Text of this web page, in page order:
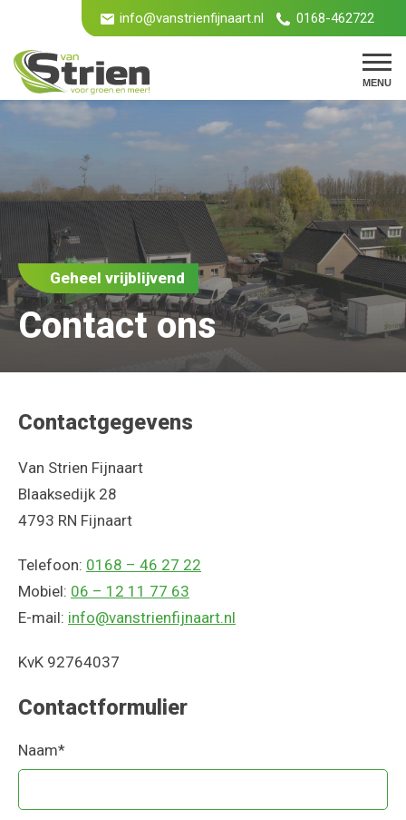
info@vanstrienfijnaart.nl 0168-462722
MENU
Geheel vrijblijvend
Contact ons
Contactgegevens
Van Strien Fijnaart
Blaaksedijk 28
4793 RN Fijnaart
Telefoon: 0168 – 46 27 22
Mobiel: 06 – 12 11 77 63
E-mail: info@vanstrienfijnaart.nl
KvK 92764037
Contactformulier
Naam*